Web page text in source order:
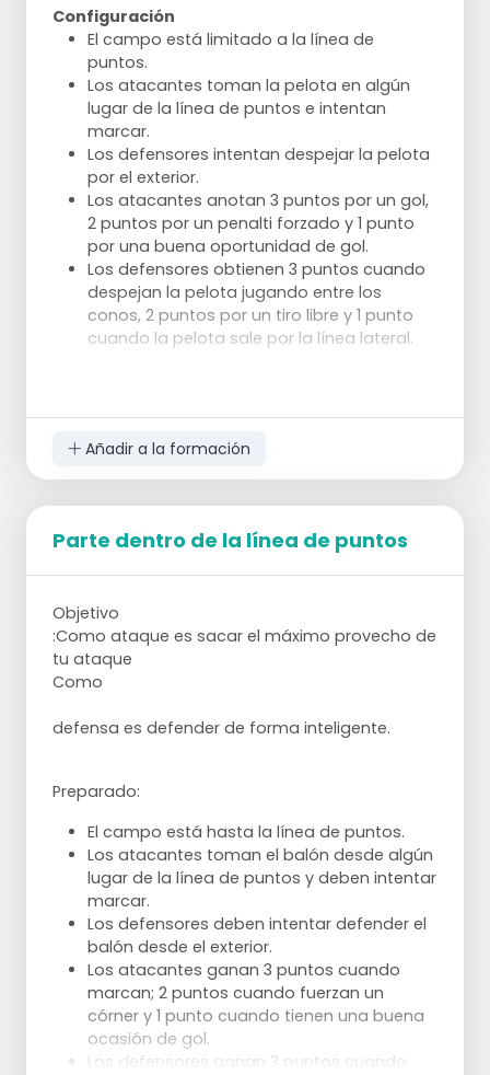
Como entrenador, es útil tener suficientes
pelotas a mano para apoyar el juego.
Configuración
El campo está limitado a la línea de
puntos.
Los atacantes toman la pelota en algún
lugar de la línea de puntos e intentan
marcar.
Los defensores intentan despejar la pelota
por el exterior.
Los atacantes anotan 3 puntos por un gol,
2 puntos por un penalti forzado y 1 punto
por una buena oportunidad de gol.
Los defensores obtienen 3 puntos cuando
despejan la pelota jugando entre los
conos, 2 puntos por un tiro libre y 1 punto
cuando la pelota sale por la línea lateral.
número de jugadores disponibles.
Juega con un equipo al lado y cambia
pequeños.
marcar.
Puntos de atención
Asegúrate de que esté claro quién cubre a
Los defensores deben mantenerse bajos y
un pie.
oponente; un ataque por la derecha es a
menudo más fácil.
Los defensores deben ayudar en la
defensa si su oponente directo no está
activo.
Añadir a la formación
Parte dentro de la línea de puntos
Objetivo
:Como ataque es sacar el máximo provecho de
tu ataque
Como
defensa es defender de forma inteligente.
Preparado:
El campo está hasta la línea de puntos.
Los atacantes toman el balón desde algún
lugar de la línea de puntos y deben intentar
marcar.
Los defensores deben intentar defender el
balón desde el exterior.
Los atacantes ganan 3 puntos cuando
marcan; 2 puntos cuando fuerzan un
córner y 1 punto cuando tienen una buena
ocasión de gol.
Los defensores ganan 3 puntos cuando